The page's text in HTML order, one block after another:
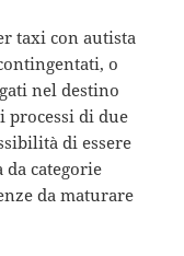
taxi con autista
o
nel destino
processi di due
di essere
categorie
da maturare